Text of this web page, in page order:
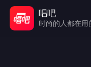
唱吧
时尚的人都在用